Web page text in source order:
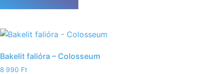
Bakelit falióra – Colosseum
8 990 Ft